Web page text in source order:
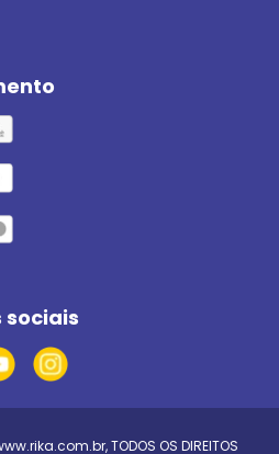
sociais
, TODOS OS DIREITOS